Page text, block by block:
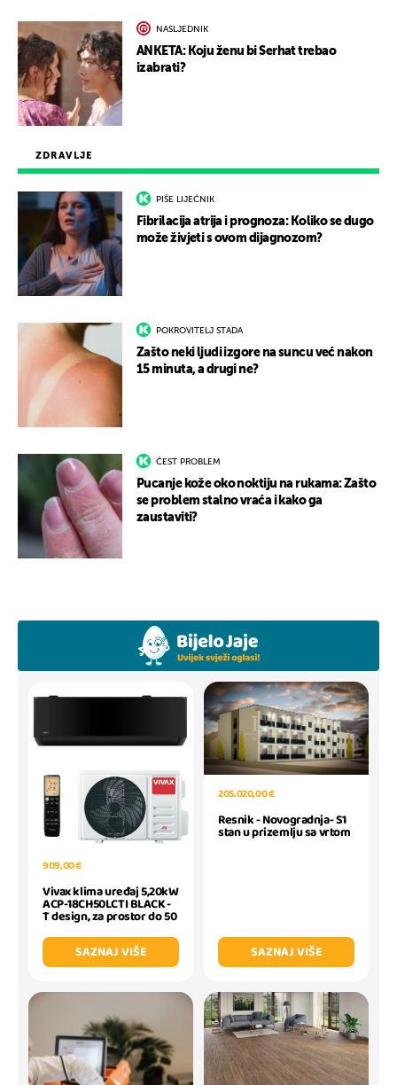
ZDRAVLJE
PIŠE LIJEČNIK
Fibrilacija atrija i prognoza: Koliko se dugo
može živjeti s ovom dijagnozom?
POKROVITELJ STADA
Zašto neki ljudi izgore na suncu već nakon
15 minuta, a drugi ne?
ČEST PROBLEM
Pucanje kože oko noktiju na rukama: Zašto
se problem stalno vraća i kako ga
zaustaviti?
NASLJEDNIK
ANKETA: Koju ženu bi Serhat trebao
izabrati?
909,00 €
Vivax klima uređaj 5,20kW
ACP-18CH50LCTI BLACK -
T design, za prostor do 50
SAZNAJ VIŠE
205.020,00 €
Resnik - Novogradnja- S1
stan u prizemlju sa vrtom
SAZNAJ VIŠE